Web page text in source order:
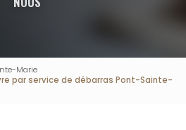
Marie
par service de débarras Pont-Sainte-